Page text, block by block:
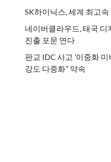
SK하이닉스, 세계 최고
네이버클라우드, 태국 디
진출 포문 연다
판교 IDC 사고 ’이중화
강도 다중화” 약속